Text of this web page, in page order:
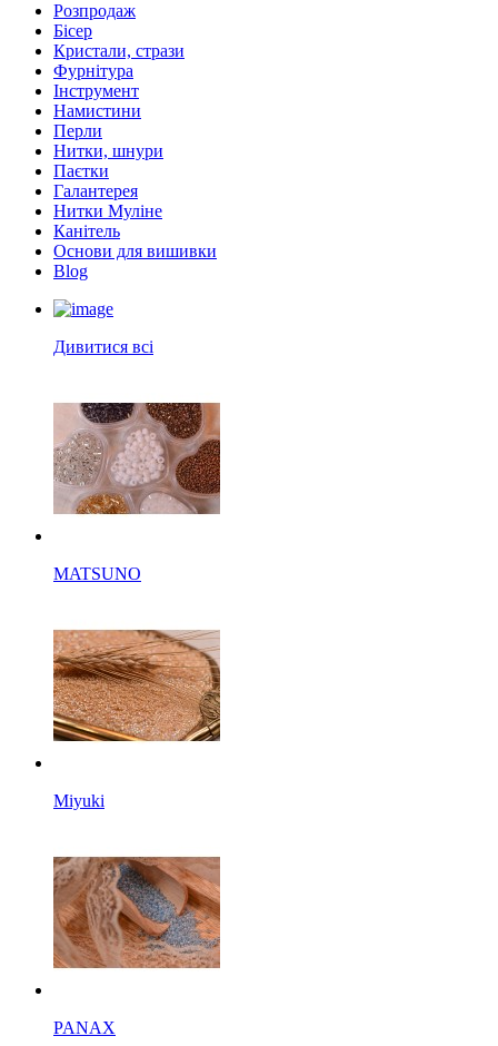
Розпродаж
Бісер
Кристали, стрази
Фурнітура
Інструмент
Намистини
Перли
Нитки, шнури
Паєтки
Галантерея
Нитки Муліне
Канітель
Основи для вишивки
Blog
Дивитися всі
MATSUNO
Miyuki
PANAX